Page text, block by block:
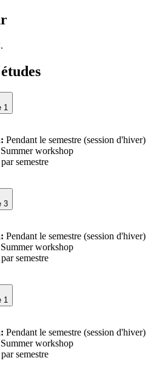
1
Pendant le semestre (session d'hiver)
Summer workshop
semestre
3
Pendant le semestre (session d'hiver)
Summer workshop
semestre
1
Pendant le semestre (session d'hiver)
Summer workshop
semestre